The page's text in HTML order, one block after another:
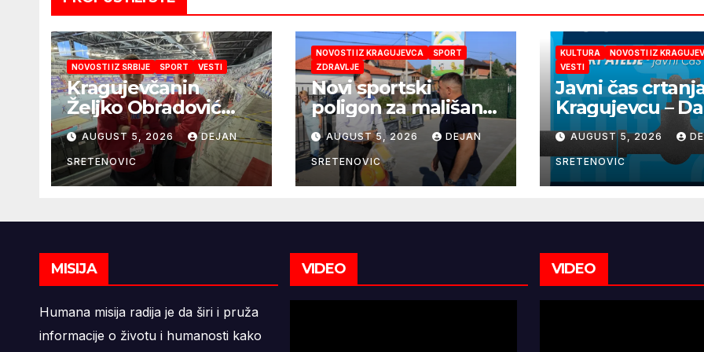
NOVOSTI IZ SRBIJE SPORT VESTI
Kragujevčanin
Željko Obradović
novi selektor
Atletske
reprezentacije
Srbije
AUGUST 5, 2026 DEJAN
SRETENOVIC
NOVOSTI IZ KRAGUJEVCA
SPORT
ZDRAVLJE
Novi sportski
poligon za mališane
vrtića „Duga“
AUGUST 5, 2026 DEJAN
SRETENOVIC
KULTURA
NOVOSTI IZ
VESTI
Javni čas
Kragujevcu – Da
česme zažive
AUGUST 5, 2026
SRETENOVIC
MISIJA
Humana misija radija je da širi i pruža
informacije o životu i humanosti kako
VIDEO VIDEO